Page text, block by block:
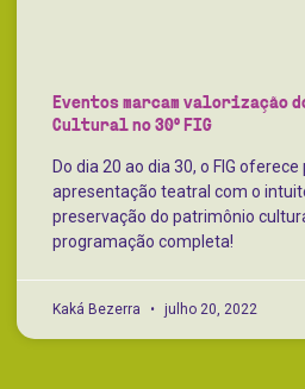
Eventos marcam valorização
Cultural no 30º FIG
Do dia 20 ao dia 30, o FIG
apresentação teatral com o
preservação do patrimônio
programação completa!
Kaká Bezerra julho 20, 2022